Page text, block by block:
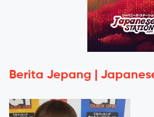
Berita Jepang |